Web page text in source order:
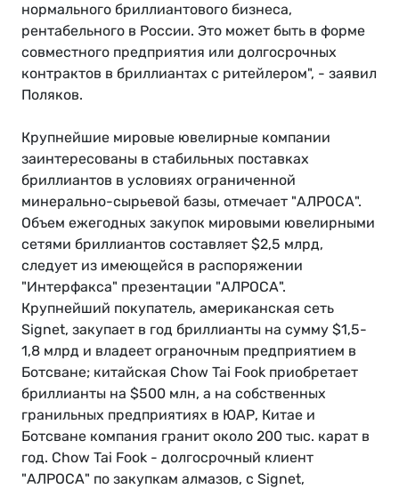
нормального бриллиантового бизнеса,
рентабельного в России. Это может быть в форме
совместного предприятия или долгосрочных
контрактов в бриллиантах с ритейлером", - заявил
Поляков.
Крупнейшие мировые ювелирные компании
заинтересованы в стабильных поставках
бриллиантов в условиях ограниченной
минерально-сырьевой базы, отмечает "АЛРОСА".
Объем ежегодных закупок мировыми ювелирными
сетями бриллиантов составляет $2,5 млрд,
следует из имеющейся в распоряжении
"Интерфакса" презентации "АЛРОСА".
Крупнейший покупатель, американская сеть
Signet, закупает в год бриллианты на сумму $1,5-
1,8 млрд и владеет ограночным предприятием в
Ботсване; китайская Chow Tai Fook приобретает
бриллианты на $500 млн, а на собственных
гранильных предприятиях в ЮАР, Китае и
Ботсване компания гранит около 200 тыс. карат в
год. Chow Tai Fook - долгосрочный клиент
"АЛРОСА" по закупкам алмазов, с Signet,